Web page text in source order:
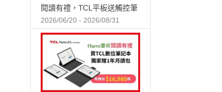
閱讀有禮，TCL平板送觸控筆
2026/06/20 - 2026/08/31